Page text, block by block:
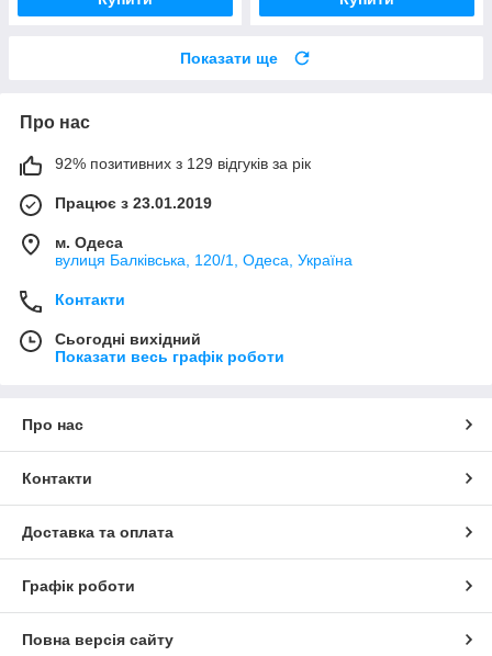
Показати ще
Про нас
92% позитивних з 129 відгуків за рік
Працює з 23.01.2019
м. Одеса
вулиця Балківська, 120/1, Одеса, Україна
Контакти
Сьогодні вихідний
Показати весь графік роботи
Про нас
Контакти
Доставка та оплата
Графік роботи
Повна версія сайту